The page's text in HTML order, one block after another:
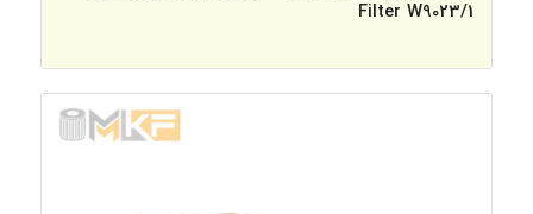
Filter W9023/1